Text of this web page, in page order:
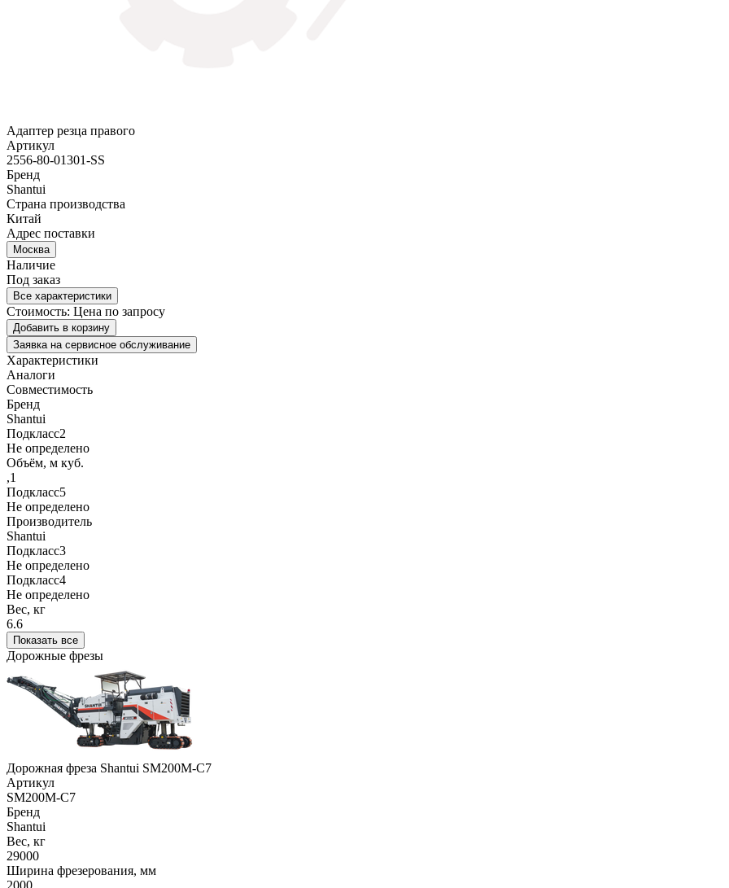
Адаптер резца правого
Артикул
2556-80-01301-SS
Бренд
Shantui
Страна производства
Китай
Адрес поставки
Москва
Наличие
Под заказ
Все характеристики
Стоимость: Цена по запросу
Добавить в корзину
Заявка на сервисное обслуживание
Характеристики
Аналоги
Совместимость
Бренд
Shantui
Подкласс2
Не определено
Объём, м куб.
,1
Подкласс5
Не определено
Производитель
Shantui
Подкласс3
Не определено
Подкласс4
Не определено
Вес, кг
6.6
Показать все
Дорожные фрезы
Дорожная фреза Shantui SM200M-C7
Артикул
SM200M-C7
Бренд
Shantui
Вес, кг
29000
Ширина фрезерования, мм